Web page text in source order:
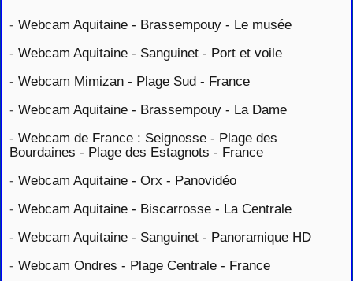
- Webcam Aquitaine - Brassempouy - Le musée
- Webcam Aquitaine - Sanguinet - Port et voile
- Webcam Mimizan - Plage Sud - France
- Webcam Aquitaine - Brassempouy - La Dame
- Webcam de France : Seignosse - Plage des
Bourdaines - Plage des Estagnots - France
- Webcam Aquitaine - Orx - Panovidéo
- Webcam Aquitaine - Biscarrosse - La Centrale
- Webcam Aquitaine - Sanguinet - Panoramique HD
- Webcam Ondres - Plage Centrale - France